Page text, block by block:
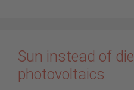
Sun instead of
photovoltaics